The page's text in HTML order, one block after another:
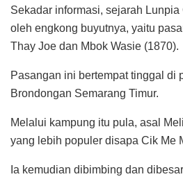
Sekadar informasi, sejarah
oleh engkong buyutnya, yaitu
Thay Joe dan Mbok Wasie (1870).
Pasangan ini bertempat tinggal di
Brondongan Semarang Timur.
Melalui kampung itu pula, asal
yang lebih populer disapa Cik Me
Ia kemudian dibimbing dan